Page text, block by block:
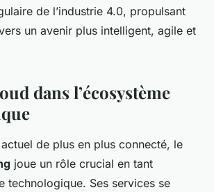
de l’industrie 4.0, propulsant
un avenir plus intelligent, agile et
dans l’écosystème
de plus en plus connecté, le
joue un rôle crucial en tant
technologique. Ses services se